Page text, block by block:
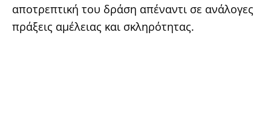
αποτρεπτική του δράση απέναντι σε ανάλογες
πράξεις αμέλειας και σκληρότητας.